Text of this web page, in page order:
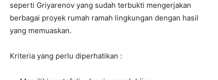
seperti Griyarenov yang sudah terbukti mengerjakan
berbagai proyek rumah ramah lingkungan dengan hasil
yang memuaskan.
Kriteria yang perlu diperhatikan :